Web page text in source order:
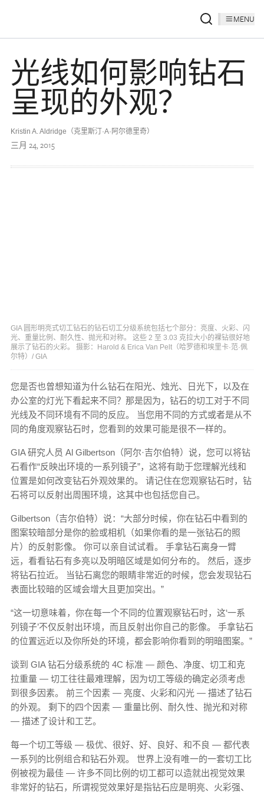
MENU
光线如何影响钻石
呈现的外观？
Kristin A. Aldridge（克里斯汀·A·阿尔德里奇）
三月 24, 2015
GIA 圆形明亮式切工钻石的钻石切工分级系统包括七个部分：亮度、火彩、闪
光、重量比例、耐久性、抛光和对称。 这些 2 至 3.03 克拉大小的裸钻很好地
展示了钻石的火彩。 摄影：Harold & Erica Van Pelt（哈罗德和埃里卡·范·佩
尔特）/ GIA
您是否也曾想知道为什么钻石在阳光、烛光、日光下，以及在
办公室的灯光下看起来不同？那是因为，钻石的切工对于不同
光线及不同环境有不同的反应。 当您用不同的方式或者是从不
同的角度观察钻石时，您看到的效果可能是很不一样的。
GIA 研究人员 Al Gilbertson（阿尔·吉尔伯特）说，您可以将钻
石看作“反映出环境的一系列镜子”，这将有助于您理解光线和
位置是如何改变钻石外观效果的。 请记住在您观察钻石时，钻
石将可以反射出周围环境，这其中也包括您自己。
Gilbertson（吉尔伯特）说：“大部分时候，你在钻石中看到的
图案较暗部分是你的脸或相机（如果你看的是一张钻石的照
片）的反射影像。 你可以亲自试试看。 手拿钻石离身一臂
远，看看钻石有多亮以及明暗区域是如何分布的。 然后，逐步
将钻石拉近。 当钻石离您的眼睛非常近的时候，您会发现钻石
表面比较暗的区域会增大且更加突出。”
“这一切意味着，你在每一个不同的位置观察钻石时，这‘一系
列镜子’不仅反射出环境，而且反射出你自己的影像。 手拿钻石
的位置远近以及你所处的环境，都会影响你看到的明暗图案。”
谈到 GIA 钻石分级系统的 4C 标准 — 颜色、净度、切工和克
拉重量 — 切工往往最难理解，因为切工等级的确定必须考虑
到很多因素。 前三个因素 — 亮度、火彩和闪光 — 描述了钻石
的外观。 剩下的四个因素 — 重量比例、耐久性、抛光和对称
— 描述了设计和工艺。
每一个切工等级 — 极优、很好、好、良好、和不良 — 都代表
一系列的比例组合和钻石外观。 世界上没有唯一的一套切工比
例被视为最佳 — 许多不同比例的切工都可以造就出视觉效果
非常好的钻石，所谓视觉效果好是指钻石应是明亮、火彩强、